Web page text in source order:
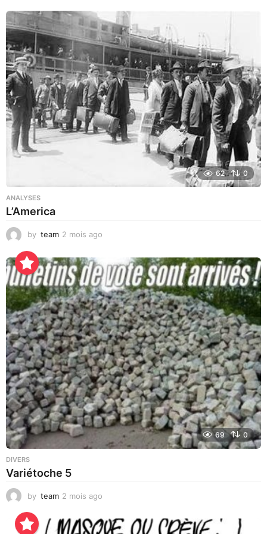
i
s
a
o
62 0
ANALYSES
L’America
by team 2 mois ago
u
r
s
a
g
o
69 0
DIVERS
Variétoche 5
by team 2 mois ago
e
m